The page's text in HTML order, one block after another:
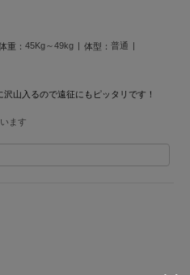
重： 45Kg～49kg 体型： 普通
沢山入るので遠征にもピッタリです！
ます